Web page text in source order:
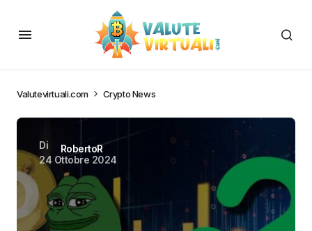
Valutevirtuali.com Crypto News
Di
RobertoR
24 Ottobre 2024